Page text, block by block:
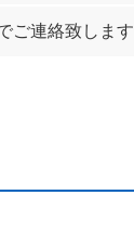
ご連絡致します